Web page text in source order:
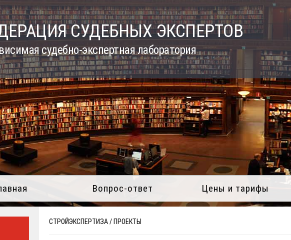
СУДЕБНЫХ ЭКСПЕРТОВ
судебно-экспертная лаборатория
Вопрос-ответ Цены и тарифы
СТРОЙЭКСПЕРТИЗА/ПРОЕКТЫ